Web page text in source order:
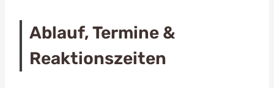
Ablauf, Termine &
Reaktionszeiten